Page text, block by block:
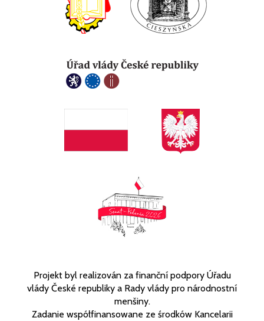
Projekt byl realizován za finanční podpory Úřadu
vlády České republiky a Rady vlády pro národnostní
menšiny.
Zadanie współfinansowane ze środków Kancelarii